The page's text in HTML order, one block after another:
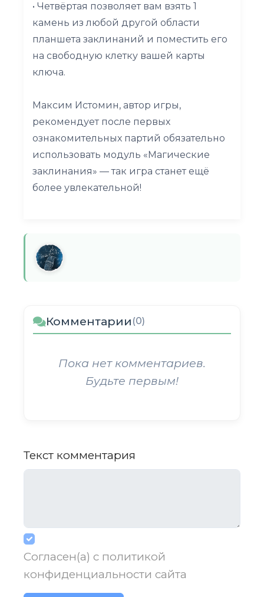
• Четвёртая позволяет вам взять 1
камень из любой другой области
планшета заклинаний и поместить его
на свободную клетку вашей карты
ключа.
Максим Истомин, автор игры,
рекомендует после первых
ознакомительных партий обязательно
использовать модуль «Магические
заклинания» — так игра станет ещё
более увлекательной!
Комментарии (0)
Пока нет комментариев.
Будьте первым!
Текст комментария
Согласен(а) с политикой
конфиденциальности сайта